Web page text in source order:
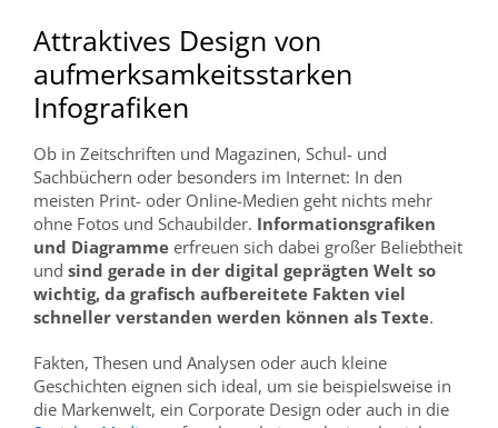
Attraktives Design von
aufmerksamkeitsstarken
Infografiken
Ob in Zeitschriften und Magazinen, Schul- und
Sachbüchern oder besonders im Internet: In den
meisten Print- oder Online-Medien geht nichts mehr
ohne Fotos und Schaubilder. Informationsgrafiken
und Diagramme erfreuen sich dabei großer Beliebtheit
und sind gerade in der digital geprägten Welt so
wichtig, da grafisch aufbereitete Fakten viel
schneller verstanden werden können als Texte.
Fakten, Thesen und Analysen oder auch kleine
Geschichten eignen sich ideal, um sie beispielsweise in
die Markenwelt, ein Corporate Design oder auch in die